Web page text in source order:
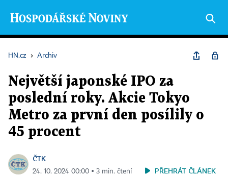
HN.cz › Archiv
Největší japonské IPO za
poslední roky. Akcie Tokyo
Metro za první den posílily o
45 procent
ČTK
24. 10. 2024 00:00 ▪ 3 min. čtení PŘEHRÁT ČLÁNEK